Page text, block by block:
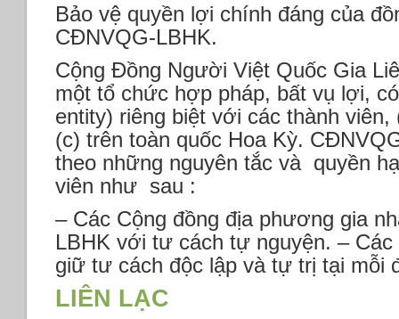
Bảo vệ quyền lợi chính đáng của
CĐNVQG-LBHK.
Cộng Đồng Người Việt Quốc Gia
một tổ chức hợp pháp, bất vụ lợi,
entity) riêng biệt với các thành
(c) trên toàn quốc Hoa Kỳ.
theo những nguyên tắc và quyền
viên như sau :
– Các Cộng đồng địa phương gia
LBHK với tư cách tự nguyện. –
giữ tư cách độc lập và tự trị tại mỗi
LIÊN LẠC